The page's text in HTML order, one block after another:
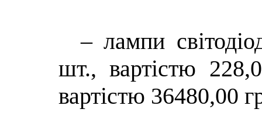
– лампи
шт., вартістю
вартістю 36480,00